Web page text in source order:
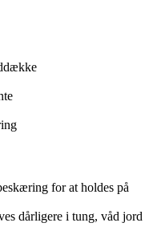
for at holdes på
dårligere i tung, våd jord